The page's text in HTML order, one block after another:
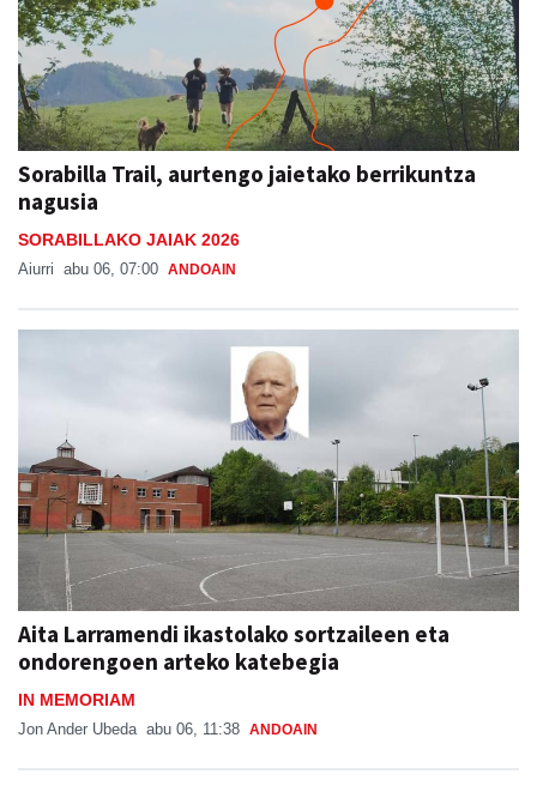
Sorabilla Trail, aurtengo jaietako berrikuntza
nagusia
SORABILLAKO JAIAK 2026
Aiurri abu 06, 07:00 ANDOAIN
Aita Larramendi ikastolako sortzaileen eta
ondorengoen arteko katebegia
IN MEMORIAM
Jon Ander Ubeda abu 06, 11:38 ANDOAIN